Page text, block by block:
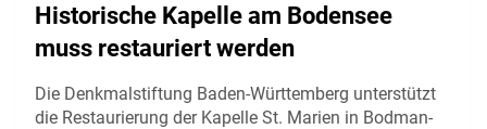
Historische Kapelle am Bodensee
muss restauriert werden
Die Denkmalstiftung Baden-Württemberg unterstützt
die Restaurierung der Kapelle St. Marien in Bodman-